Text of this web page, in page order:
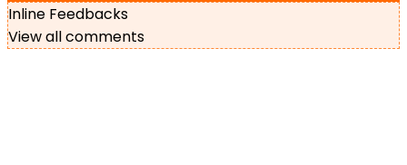
Inline Feedbacks
View all comments